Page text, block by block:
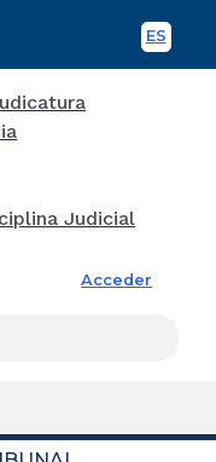
ES
Acceder